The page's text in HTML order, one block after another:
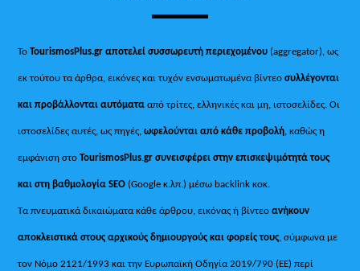
ΤοTourismosPlus.gr αποτελεί συσσωρευτή περιεχομένου (aggregator), ως
εκ τούτου τα άρθρα, εικόνες και τυχόν ενσωματωμένα βίντεοσυλλέγονται
και προβάλλονται αυτόματααπό τρίτες, ελληνικές και μη, ιστοσελίδες. Οι
ιστοσελίδες αυτές, ως πηγές,ωφελούνται από κάθε προβολή, καθώς η
εμφάνιση στοTourismosPlus.gr συνεισφέρει στην επισκεψιμότητά τους
και στη βαθμολογία SEO (Google κ.λπ.) μέσω backlink κοκ.
Τα πνευματικά δικαιώματα κάθε άρθρου, εικόνας ή βίντεοανήκουν
αποκλειστικά στους αρχικούς δημιουργούς και φορείς τους, σύμφωνα με
τον Νόμο 2121/1993 και την Ευρωπαϊκή Οδηγία 2019/790 (ΕΕ) περί